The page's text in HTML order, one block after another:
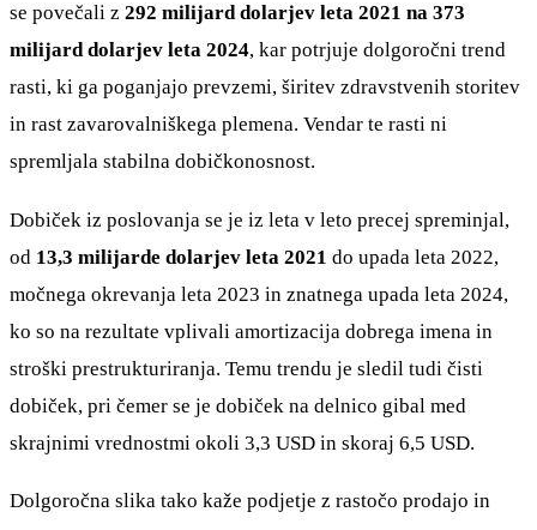
se povečali z 292 milijard dolarjev leta 2021 na 373
milijard dolarjev leta 2024, kar potrjuje dolgoročni trend
rasti, ki ga poganjajo prevzemi, širitev zdravstvenih storitev
in rast zavarovalniškega plemena. Vendar te rasti ni
spremljala stabilna dobičkonosnost.
Dobiček iz poslovanja se je iz leta v leto precej spreminjal,
od 13,3 milijarde dolarjev leta 2021 do upada leta 2022,
močnega okrevanja leta 2023 in znatnega upada leta 2024,
ko so na rezultate vplivali amortizacija dobrega imena in
stroški prestrukturiranja. Temu trendu je sledil tudi čisti
dobiček, pri čemer se je dobiček na delnico gibal med
skrajnimi vrednostmi okoli 3,3 USD in skoraj 6,5 USD.
Dolgoročna slika tako kaže podjetje z rastočo prodajo in